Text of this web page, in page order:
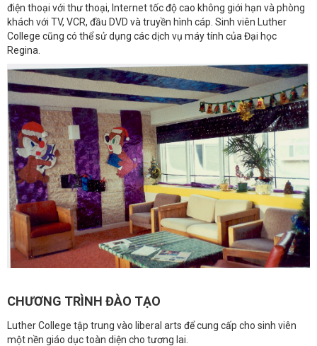
điện thoại với thư thoại, Internet tốc độ cao không giới hạn và phòng
khách với TV, VCR, đầu DVD và truyền hình cáp. Sinh viên Luther
College cũng có thể sử dụng các dịch vụ máy tính của Đại học
Regina.
CHƯƠNG TRÌNH ĐÀO TẠO
Luther College tập trung vào liberal arts để cung cấp cho sinh viên
một nền giáo dục toàn diện cho tương lai.